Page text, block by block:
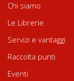
Chi siamo
Le Librerie
Servizi e vantaggi
Raccolta punti
Eventi